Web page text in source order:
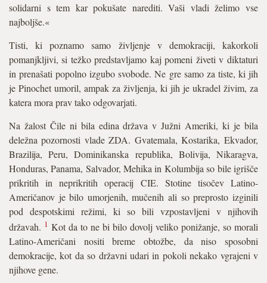
solidarni s tem kar pokušate narediti. Vaši vladi želimo vse
najboljše.«
Tisti, ki poznamo samo življenje v demokraciji, kakorkoli
pomanjkljivi, si težko predstavljamo kaj pomeni živeti v diktaturi
in prenašati popolno izgubo svobode. Ne gre samo za tiste, ki jih
je Pinochet umoril, ampak za življenja, ki jih je ukradel živim, za
katera mora prav tako odgovarjati.
Na žalost Čile ni bila edina država v Južni Ameriki, ki je bila
deležna pozornosti vlade ZDA. Gvatemala, Kostarika, Ekvador,
Brazilija, Peru, Dominikanska republika, Bolivija, Nikaragva,
Honduras, Panama, Salvador, Mehika in Kolumbija so bile igrišče
prikritih in neprikritih operacij CIE. Stotine tisočev Latino-
Američanov je bilo umorjenih, mučenih ali so preprosto izginili
pod despotskimi režimi, ki so bili vzpostavljeni v njihovih
državah. 1 Kot da to ne bi bilo dovolj veliko ponižanje, so morali
Latino-Američani nositi breme obtožbe, da niso sposobni
demokracije, kot da so državni udari in pokoli nekako vgrajeni v
njihove gene.